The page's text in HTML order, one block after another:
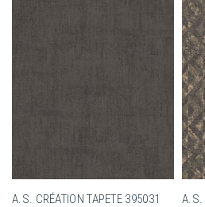
A.S. CRÉATION TAPETE 395031
A.S.